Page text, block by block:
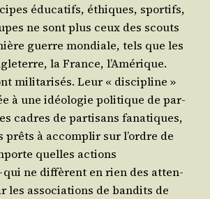
édu­ca­tifs, éthiques, spor­tifs,
ne sont plus ceux des scouts
guerre mon­diale, tels que les
la France, l’A­mé­rique.
mili­ta­ri­sés. Leur « dis­ci­pline »
à une idéo­lo­gie poli­tique de par­
cadres de par­ti­sans fana­tiques,
prêts à accom­plir sur l’ordre de
quelles actions
qui ne dif­fèrent en rien des atten­
les asso­cia­tions de ban­dits de